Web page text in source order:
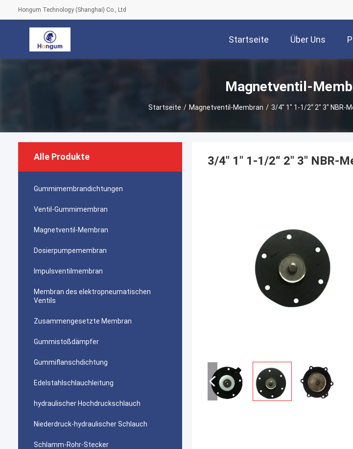
Hongum Technology (Shanghai) Co., Ltd
Startseite Über Uns
Magnetventil-
Startseite / Magnetventil-Membran / 3/4" 1" 1-1/2“ 2" 3" NBR-
Alle Produkte
Gummimembrandichtungen
Ventil-Gummimembran
Magnetventil-Membran
Dosierpumpemembran
Impulsventilmembran
Membran des elektropneumatischen
Ventils
Zusammengesetzte Membran
Gummistoßdämpfer
Gummiflanschdichtung
Edelstahlschlauchleitung
hydraulischer Hochdruckschlauch
Niederdruck-hydraulischer Schlauch
Schlamm-Rohr-Stecker
3/4" 1" 1-1/2“ 2" 3" NBR-